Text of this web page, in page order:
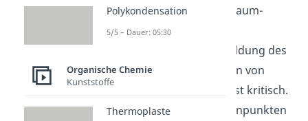
geraucht, wird der Innenraum-
Grenzwert von 0,1 ppm
überschritten. Auch die Bildung des
Aldehyds beim Verbrennen von
Kraftstoff in Fahrzeugen ist kritisch.
Gerade an Verkehrsknotenpunkten
Polykondensation
5/5 – Dauer: 05:30
Organische Chemie
Kunststoffe
Thermoplaste